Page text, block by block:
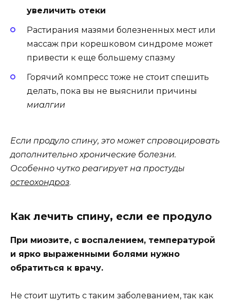
увеличить отеки
Растирания мазями болезненных мест или
массаж при корешковом синдроме может
привести к еще большему спазму
Горячий компресс тоже не стоит спешить
делать, пока вы не выяснили причины
миалгии
Если продуло спину, это может спровоцировать
дополнительно хронические болезни.
Особенно чутко реагирует на простуды
остеохондроз.
Как лечить спину, если ее продуло
При миозите, с воспалением, температурой
и ярко выраженными болями нужно
обратиться к врачу.
Не стоит шутить с таким заболеванием, так как